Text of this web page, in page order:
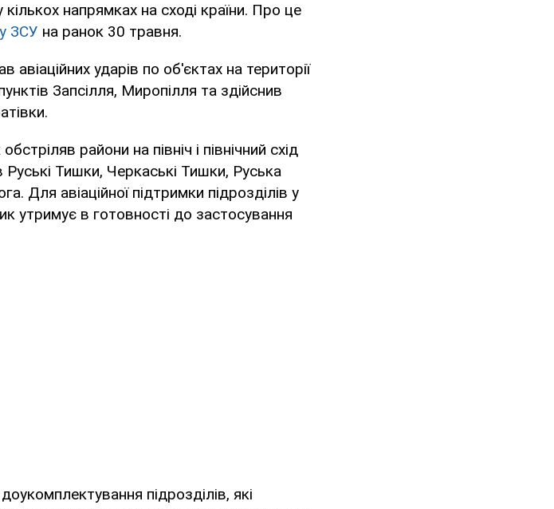
напрямках на сході країни. Про це
ЗСУ на ранок 30 травня.
авіаційних ударів по об'єктах на території
Запсілля, Миропілля та здійснив
райони на північ і північний схід
Тишки, Черкаські Тишки, Руська
авіаційної підтримки підрозділів у
утримує в готовності до застосування
підрозділів, які